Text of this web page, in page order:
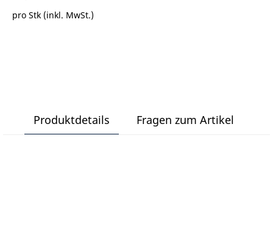
pro Stk (inkl. MwSt.)
Produktdetails Fragen zum Artikel